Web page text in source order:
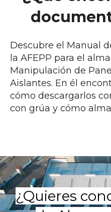
Descubre el Manual
la AFEPP para el
Manipulación de
Aislantes. En él
cómo descargarlos
con grúa y cómo
¿Quieres